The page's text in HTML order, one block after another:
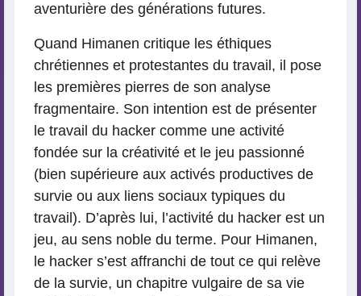
aventurière des générations futures.
Quand Himanen critique les éthiques
chrétiennes et protestantes du travail, il pose
les premières pierres de son analyse
fragmentaire. Son intention est de présenter
le travail du hacker comme une activité
fondée sur la créativité et le jeu passionné
(bien supérieure aux activés productives de
survie ou aux liens sociaux typiques du
travail). D’après lui, l’activité du hacker est un
jeu, au sens noble du terme. Pour Himanen,
le hacker s’est affranchi de tout ce qui relève
de la survie, un chapitre vulgaire de sa vie